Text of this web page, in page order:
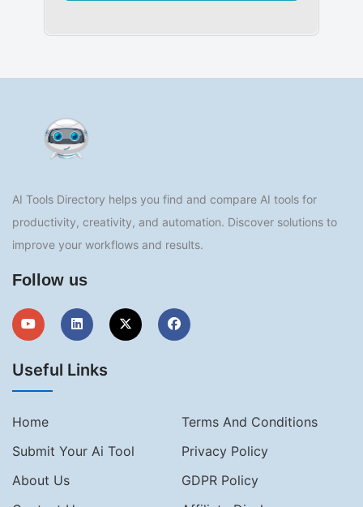
AI Tools Directory helps you find and compare AI tools for
productivity, creativity, and automation. Discover solutions to
improve your workflows and results.
Follow us
Useful Links
Home
Terms And Conditions
Submit Your Ai Tool
Privacy Policy
About Us
GDPR Policy